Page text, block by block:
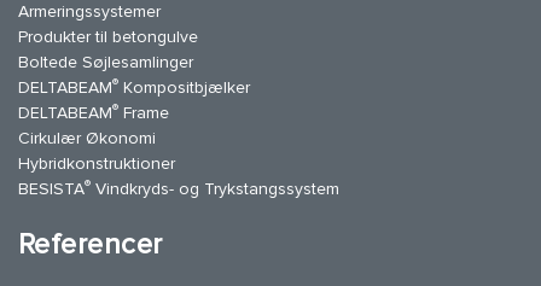
Armeringssystemer
Produkter til betongulve
Boltede Søjlesamlinger
DELTABEAM® Kompositbjælker
DELTABEAM® Frame
Cirkulær Økonomi
Hybridkonstruktioner
BESISTA® Vindkryds- og Trykstangssystem
Referencer